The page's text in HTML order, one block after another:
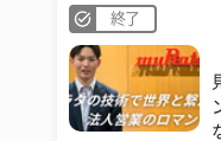
終了